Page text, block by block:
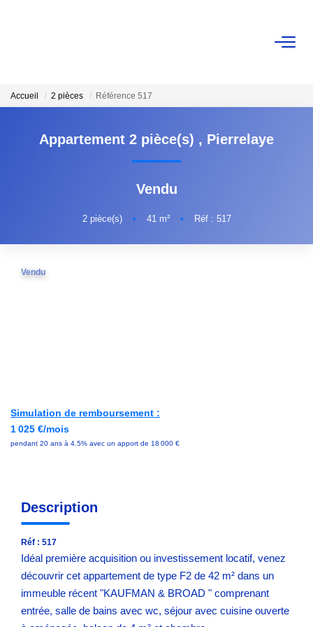
Nos Biens
NOS AGENCES
Qui Sommes-Nous ?
CONTACT
Accueil 2 pièces Référence 517
Appartement 2 pièce(s) , Pierrelaye
Vendu
2pièce(s) • 41 m² • Réf : 517
Vendu
Simulation de remboursement :
1 025 €/mois
pendant 20 ans à 4.5% avec un apport de 18 000 €
Description
Réf : 517
Idéal première acquisition ou investissement locatif, venez
découvrir cet appartement de type F2 de 42 m² dans un
immeuble récent "KAUFMAN & BROAD " comprenant
entrée, salle de bains avec wc, séjour avec cuisine ouverte